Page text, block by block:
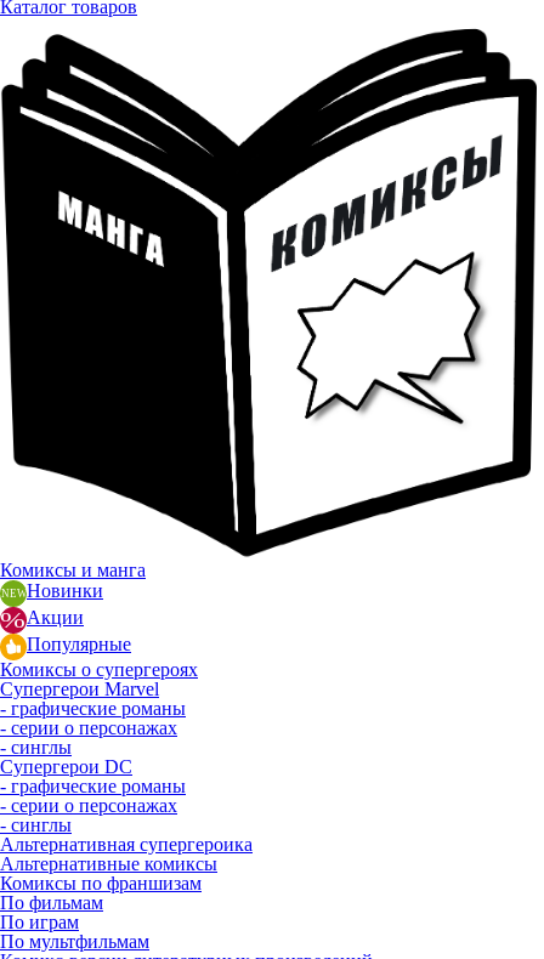
Каталог товаров
Комиксы и манга
Новинки
Акции
Популярные
Комиксы о супергероях
Супергерои Marvel
- графические романы
- серии о персонажах
- синглы
Супергерои DC
- графические романы
- серии о персонажах
- синглы
Альтернативная супергероика
Альтернативные комиксы
Комиксы по франшизам
По фильмам
По играм
По мультфильмам